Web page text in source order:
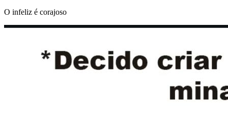
O infeliz é corajoso